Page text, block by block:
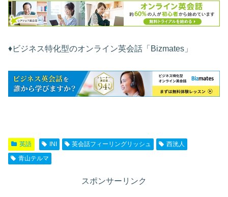
♦︎ビジネス特化型のオンライン英会話「Bizmates」
英語 INI 英会話フィーリングリッシュ
西洸人
青山テルマ
スポンサーリンク